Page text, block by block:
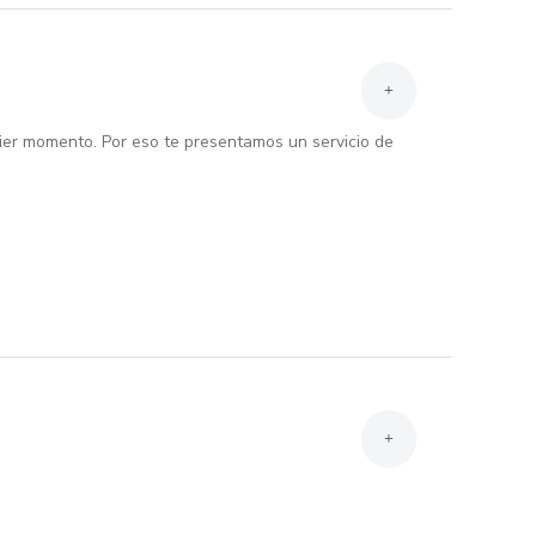
+
momento. Por eso te presentamos un servicio de
+